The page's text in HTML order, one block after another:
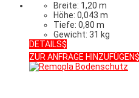
Breite: 1,20 m
Höhe: 0,043 m
Tiefe: 0,80 m
Gewicht: 31 kg
DETAILS
ZUR ANFRAGE HINZUFÜGEN